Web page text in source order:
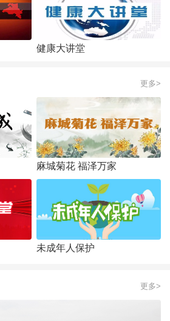
健康大讲堂
更多>
麻城菊花 福泽万家
未成年人保护
更多>